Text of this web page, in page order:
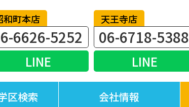
和町本店
6626-5252
LINE
天王寺店
06-6718-5388
LINE
区検索 会社情報